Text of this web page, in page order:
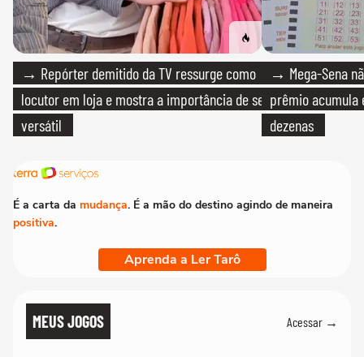
→ Repórter demitido da TV ressurge como
locutor em loja e mostra a importância de ser
versátil
→ Mega-Sena
prêmio acumula
dezenas
É a carta da mudança. É a mão do destino agindo de maneira
positiva.
Aprenda a Ler Tarô
MEUS JOGOS Acessar →